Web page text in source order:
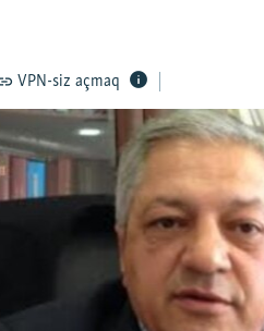
VPN-siz açmaq